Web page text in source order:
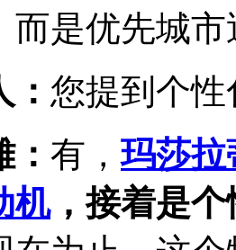
而是优先城
您提到个
有，玛莎拉
机，接着是